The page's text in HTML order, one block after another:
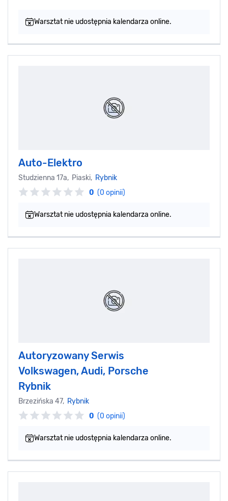
Warsztat nie udostępnia kalendarza online.
Auto-Elektro
Studzienna 17a, Piaski, Rybnik
0 (0 opinii)
Warsztat nie udostępnia kalendarza online.
Autoryzowany Serwis
Volkswagen, Audi, Porsche
Rybnik
Brzezińska 47, Rybnik
0 (0 opinii)
Warsztat nie udostępnia kalendarza online.